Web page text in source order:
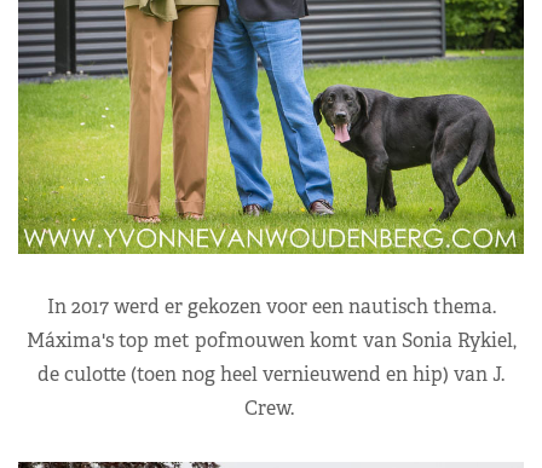
In 2017 werd er gekozen voor een nautisch thema.
Máxima's top met pofmouwen komt van Sonia Rykiel,
de culotte (toen nog heel vernieuwend en hip) van J.
Crew.